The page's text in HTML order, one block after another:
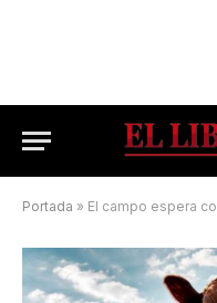
Portada » El campo espera